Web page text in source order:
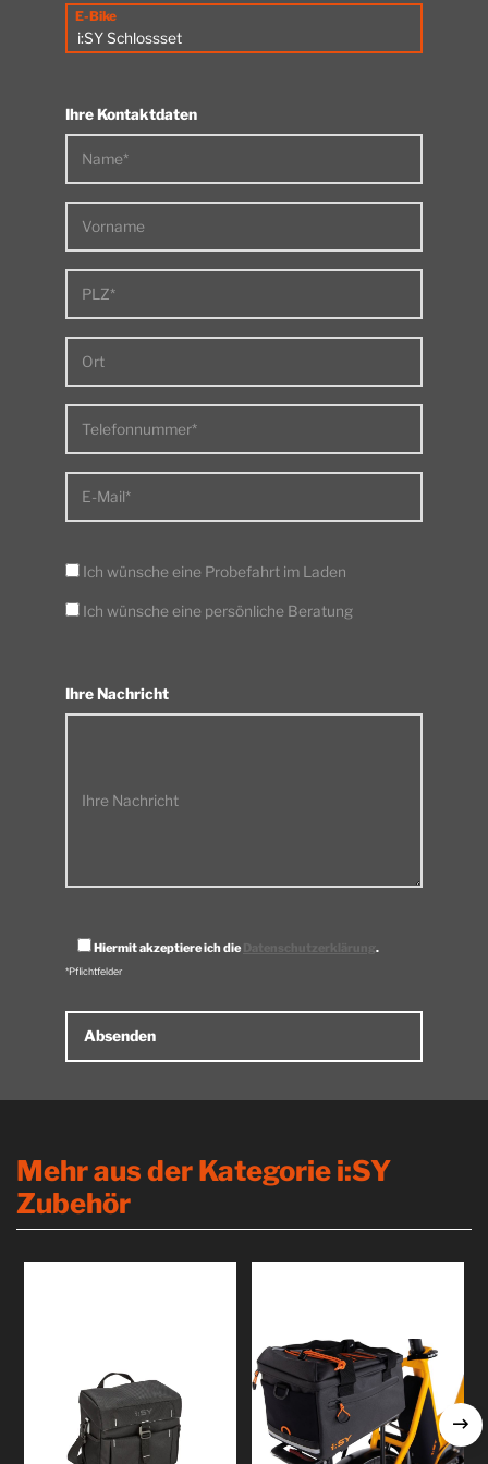
E-Bike
Ihre Kontaktdaten
Name*
Vorname
PLZ*
Ort
Telefonnummer*
E-Mail*
Ich wünsche eine Probefahrt im Laden
Ich wünsche eine persönliche Beratung
Ihre Nachricht
Ihre Nachricht
Hiermit akzeptiere ich die Datenschutzerklärung .
*Pflichtfelder
Mehr aus der Kategorie i:SY
Zubehör